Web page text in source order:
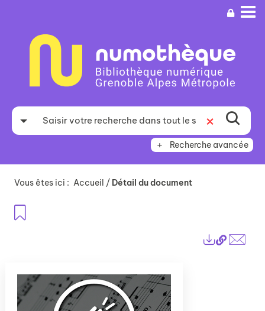
recherche
Recherche avancée
Vous êtes ici : Accueil / Détail du document
Lien